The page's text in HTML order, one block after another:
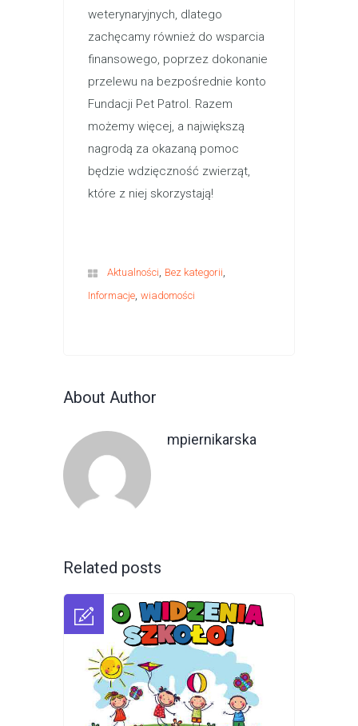
weterynaryjnych, dlatego
zachęcamy również do wsparcia
finansowego, poprzez dokonanie
przelewu na bezpośrednie konto
Fundacji Pet Patrol. Razem
możemy więcej, a największą
nagrodą za okazaną pomoc
będzie wdzięczność zwierząt,
które z niej skorzystają!
Aktualności, Bez kategorii,
Informacje, wiadomości
About Author
mpiernikarska
Related posts